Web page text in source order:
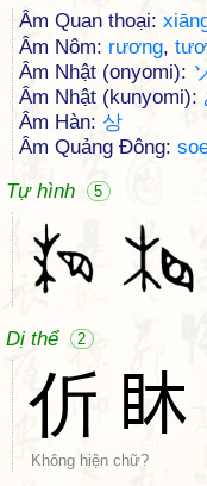
Âm Quan thoại:
Âm Nôm: rương,
Âm Nhật (onyomi):
Âm Nhật (kunyomi):
Âm Hàn: 상
Âm Quảng Đông:
Tự hình
5
Dị thể 2
伒 𥄢
Không hiện chữ?